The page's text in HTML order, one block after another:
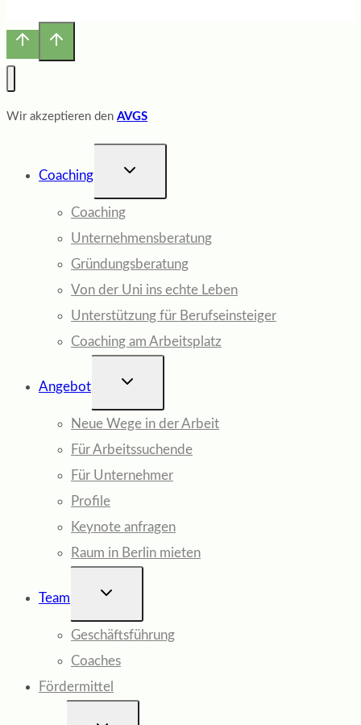
Wir akzeptieren den AVGS
Coaching
UNTERMENÜ
Coaching
Unternehmensberatung
Gründungsberatung
Von der Uni ins echte Leben
Unterstützung für Berufseinsteiger
Coaching am Arbeitsplatz
Angebot
UNTERMENÜ
Neue Wege in der Arbeit
Für Arbeitssuchende
Für Unternehmer
Profile
Keynote anfragen
Raum in Berlin mieten
Team
UNTERMENÜ
Geschäftsführung
Coaches
Fördermittel
UNTERMENÜ